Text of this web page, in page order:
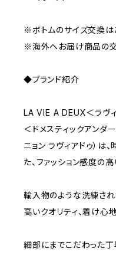
※ボトムのサイズ交換は
※海外へお届け商品の交
◆ブランド紹介
LA VIE A DEUX＜ラヴ
＜ドメスティックアン
ニョン ラヴィアドゥ）は
た、ファッション感度の
輸入物のような洗練され
高いクオリティ、着け心
細部にまでこだわった